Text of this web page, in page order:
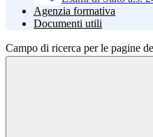
Agenzia formativa
Documenti utili
Campo di ricerca per le pagine